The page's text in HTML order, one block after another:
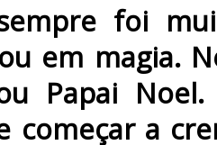
foi
em magia.
Papai
começar a